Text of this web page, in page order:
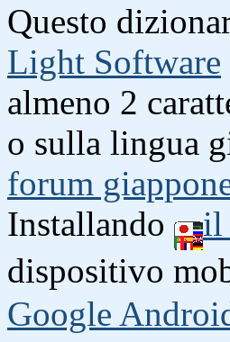
Questo
Light Software
almeno 2
o sulla lingua
forum
Installando
il
dispositivo
Google